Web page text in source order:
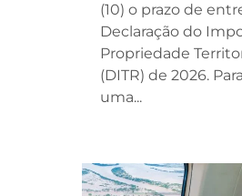
(10) o prazo de
Declaração do
Propriedade
(DITR) de 2026.
uma...